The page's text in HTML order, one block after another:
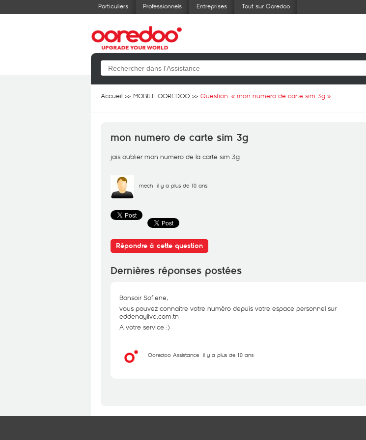
Particuliers Professionnels Entreprises Tout sur Ooredoo
Accueil MOBILE OOREDOO Question: « mon numero de carte sim 3g »
mon numero de carte sim 3g
jais oublier mon numero de la carte sim 3g
mech il y a plus de 10 ans
Répondre à cette question
Dernières réponses postées
Bonsoir Sofiene,
vous pouvez connaître votre numéro depuis votre espace personnel sur
eddenaylive.com.tn
A votre service :)
Ooredoo Assistance il y a plus de 10 ans